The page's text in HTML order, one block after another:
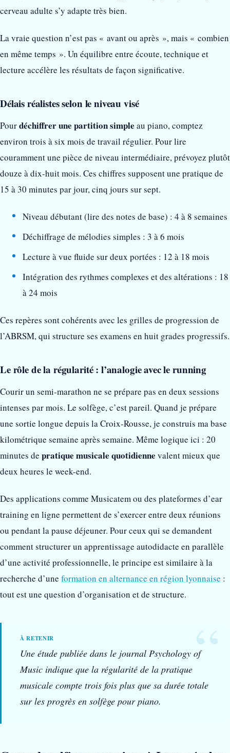
cerveau adulte s’y adapte très bien.
La vraie question n’est pas « avant ou après », mais « combien
en même temps ». Un équilibre entre écoute, technique et
lecture accélère les résultats de façon significative.
Délais réalistes selon le niveau visé
Pourdéchiffrer une partition simple au piano, comptez
environ trois à six mois de travail régulier. Pour lire
couramment une pièce de niveau intermédiaire, prévoyez plutôt
douze à dix-huit mois. Ces chiffres supposent une pratique de
15 à 30 minutes par jour, cinq jours sur sept.
Niveau débutant (lire des notes de base) : 4 à 8 semaines
Déchiffrage de mélodies simples : 3 à 6 mois
Lecture à vue fluide sur deux portées : 12 à 18 mois
Intégration des rythmes complexes et des altérations : 18
à 24 mois
Ces repères sont cohérents avec les grilles de progression de
l’ABRSM, qui structure ses examens en huit grades progressifs.
Le rôle de la régularité : l’analogie avec le running
Courir un semi-marathon ne se prépare pas en deux sessions
intenses par mois. Le solfège, c’est pareil. Quand je prépare
une sortie longue depuis la Croix-Rousse, je construis ma base
kilométrique semaine après semaine. Même logique ici : 20
minutes de pratique musicale quotidienne valent mieux que
deux heures le week-end.
Des applications comme Musicatem ou des plateformes d’ear
training en ligne permettent de s’exercer entre deux réunions
ou pendant la pause déjeuner. Pour ceux qui se demandent
comment structurer un apprentissage autodidacte en parallèle
d’une activité professionnelle, le principe est similaire à la
recherche d’une formation en alternance en région lyonnaise :
tout est une question d’organisation et de structure.
Une étude publiée dans le journal Psychology of
Music indique que la régularité de la pratique
musicale compte trois fois plus que sa durée totale
sur les progrès en solfège pour piano.